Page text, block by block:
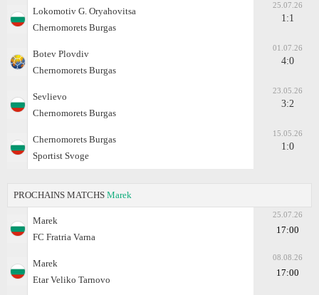
Lokomotiv G. Oryahovitsa
Chernomorets Burgas
25.07.26
1:1
Botev Plovdiv
Chernomorets Burgas
01.07.26
4:0
Sevlievo
Chernomorets Burgas
23.05.26
3:2
Chernomorets Burgas
Sportist Svoge
15.05.26
1:0
PROCHAINS MATCHS Marek
Marek
FC Fratria Varna
25.07.26
17:00
Marek
Etar Veliko Tarnovo
08.08.26
17:00